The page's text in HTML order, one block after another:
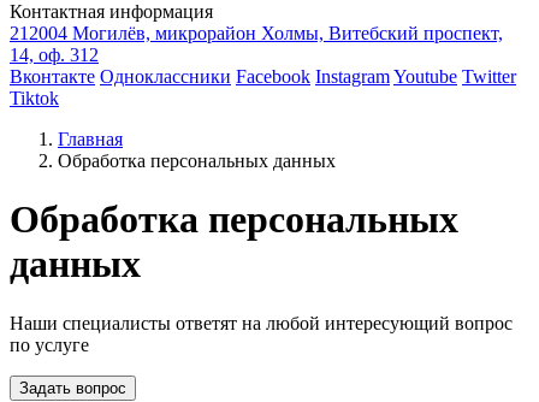
Контактная информация
212004 Могилёв, микрорайон Холмы, Витебский проспект,
14, оф. 312
Вконтакте Одноклассники Facebook InstagramYoutube Twitter
Tiktok
Главная
Обработка персональных данных
Обработка персональных
данных
Наши специалисты ответят на любой интересующий вопрос
по услуге
Задать вопрос